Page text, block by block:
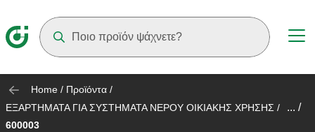
Home / Προϊόντα /
ΕΞΑΡΤΗΜΑΤΑ ΓΙΑ ΣΥΣΤΗΜΑΤΑ ΝΕΡΟΥ ΟΙΚΙΑΚΗΣ ΧΡΗΣΗΣ / ... /
600003